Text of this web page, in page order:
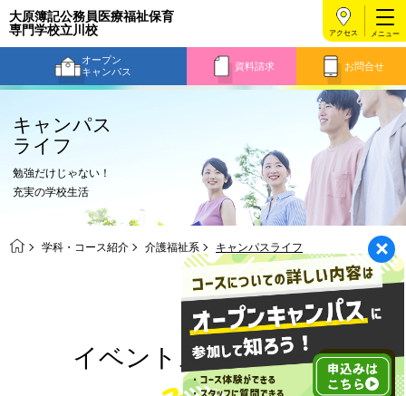
大原簿記公務員医療福祉保育
専門学校立川校
オープン
キャンパス
資料請求 お問合せ
アクセス
キャンパス
ライフ
勉強だけじゃない！
充実の学校生活
学科・コース紹介 介護福祉系 キャンパスライフ
イベントスケジュール